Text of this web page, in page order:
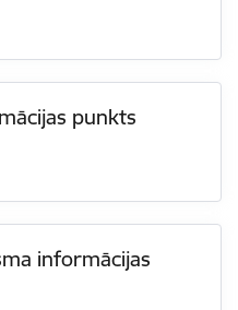
punkts
informācijas